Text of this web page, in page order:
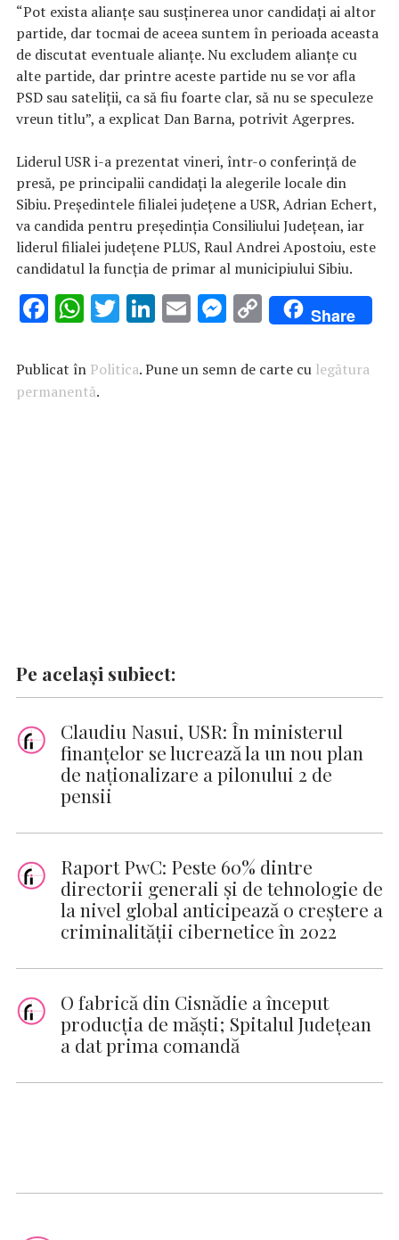
“Pot exista alianţe sau susţinerea unor candidaţi ai altor
partide, dar tocmai de aceea suntem în perioada aceasta
de discutat eventuale alianţe. Nu excludem alianţe cu
alte partide, dar printre aceste partide nu se vor afla
PSD sau sateliţii, ca să fiu foarte clar, să nu se speculeze
vreun titlu”, a explicat Dan Barna, potrivit Agerpres.
Liderul USR i-a prezentat vineri, într-o conferinţă de
presă, pe principalii candidaţi la alegerile locale din
Sibiu. Preşedintele filialei judeţene a USR, Adrian Echert,
va candida pentru preşedinţia Consiliului Judeţean, iar
liderul filialei judeţene PLUS, Raul Andrei Apostoiu, este
candidatul la funcţia de primar al municipiului Sibiu.
F
e
b
W
at
s
T
it
Li
k
E
ai
M
se
C
o
p
Share
Publicat în Politica. Pune un semn de carte cu legătura
permanentă.
Pe același subiect:
Claudiu Nasui, USR: În ministerul
finanțelor se lucrează la un nou plan
de naționalizare a pilonului 2 de
pensii
Raport PwC: Peste 60% dintre
directorii generali și de tehnologie de
la nivel global anticipează o creștere a
criminalității cibernetice în 2022
O fabrică din Cisnădie a început
producţia de măşti; Spitalul Judeţean
a dat prima comandă